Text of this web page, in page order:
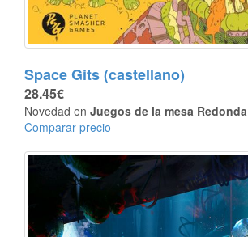
Space Gits (castellano)
28.45€
Novedad en Juegos de la mesa Redonda
Comparar precio